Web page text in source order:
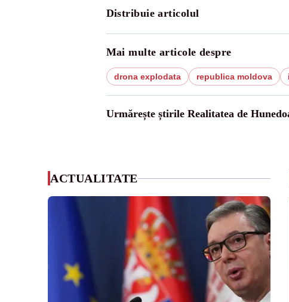
Distribuie articolul
Mai multe articole despre
drona explodata republica moldova
Urmărește știrile Realitatea de
ACTUALITATE